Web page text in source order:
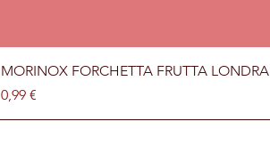
MORINOX FORCHETTA FRUTTA LONDRA
Prezzo
0,99 €